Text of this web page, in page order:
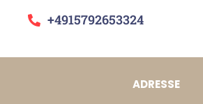
+4915792653324
ADRESSE